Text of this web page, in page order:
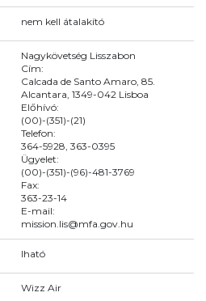
nem kell átalakító
Nagykövetség Lisszabon
Cím:
Calcada de Santo Amaro, 85.
Alcantara, 1349-042 Lisboa
Előhívó:
(00)-(351)-(21)
Telefon:
364-5928, 363-0395
Ügyelet:
(00)-(351)-(96)-481-3769
Fax:
363-23-14
E-mail:
mission.lis@mfa.gov.hu
Iható
Wizz Air